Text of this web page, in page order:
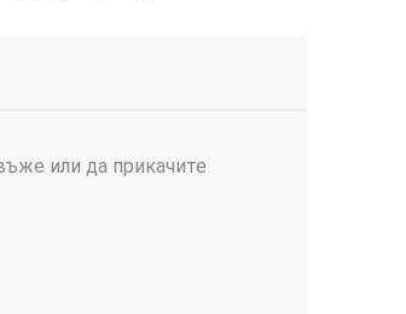
или да прикачите